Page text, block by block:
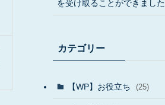
を受け取ることができました
カテゴリー
【WP】お役立ち (25)